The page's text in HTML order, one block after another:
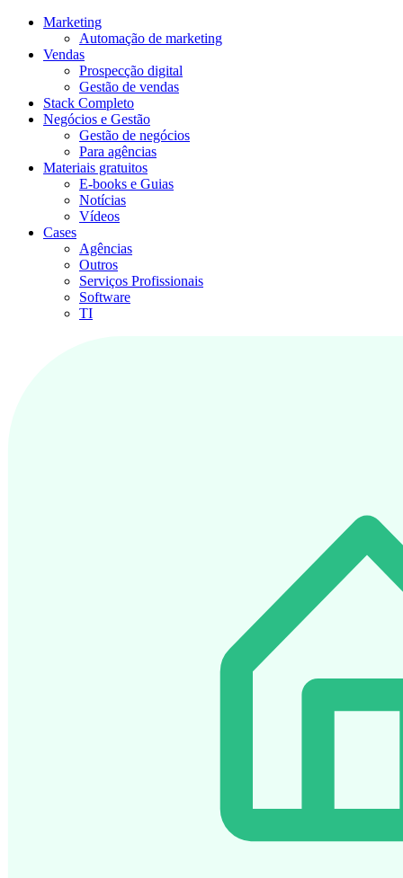
Marketing
Automação de marketing
Vendas
Prospecção digital
Gestão de vendas
Stack Completo
Negócios e Gestão
Gestão de negócios
Para agências
Materiais gratuitos
E-books e Guias
Notícias
Vídeos
Cases
Agências
Outros
Serviços Profissionais
Software
TI